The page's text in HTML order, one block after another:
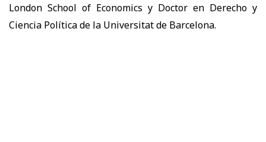
London School of Economics y Doctor en Derecho y
Ciencia Política de la Universitat de Barcelona.